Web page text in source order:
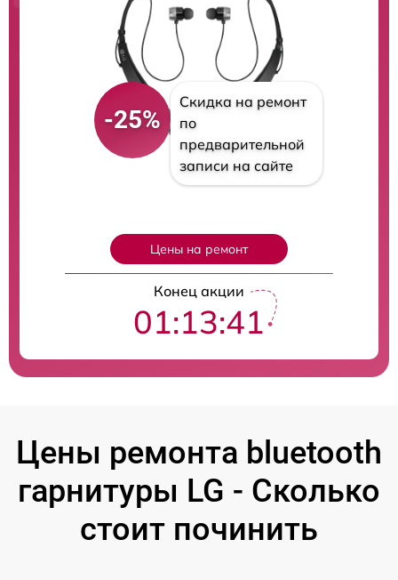
-25%
Скидка на ремонт
по
предварительной
записи на сайте
Цены на ремонт
Конец акции
01:13:40
Цены ремонта bluetooth
гарнитуры LG - Сколько
стоит починить